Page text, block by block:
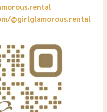
@girlglamorous.rental